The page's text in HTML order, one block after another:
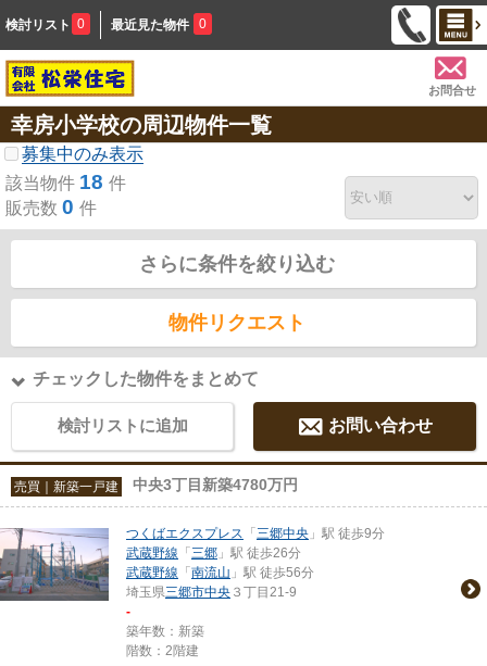
検討リスト 0 最近見た物件 0
お問合せ
幸房小学校の周辺物件一覧
募集中のみ表示
該当物件 18 件
販売数 0 件
さらに条件を絞り込む
物件リクエスト
チェックした物件をまとめて
検討リストに追加 お問い合わせ
売買｜新築一戸建 中央3丁目新築4780万円
つくばエクスプレス 「 三郷中央 」駅 徒歩9分
武蔵野線 「 三郷 」駅 徒歩26分
武蔵野線 「 南流山 」駅 徒歩56分
埼玉県三郷市中央 ３丁目21-9
-
築年数：新築
階数：2階建